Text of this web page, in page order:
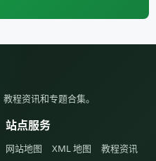
程资讯和专题合集。
站点服务
网站地图 XML 地图 教程资讯